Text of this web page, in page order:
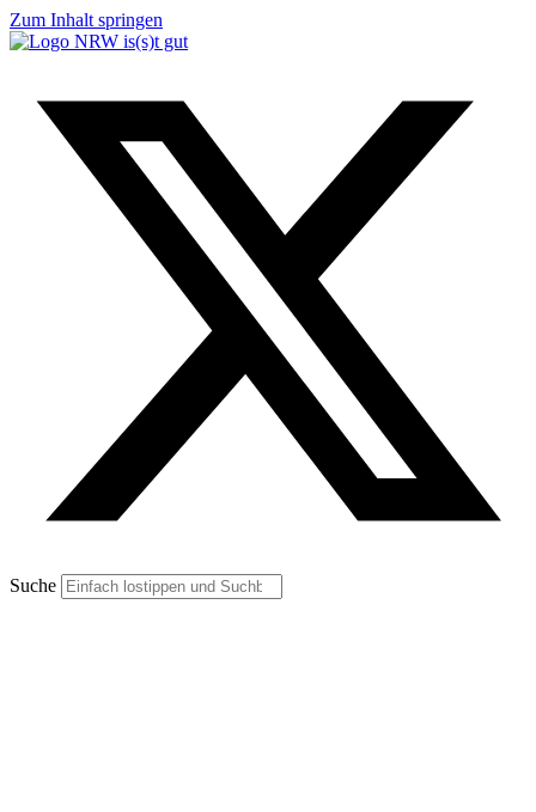
Zum Inhalt springen
Suche